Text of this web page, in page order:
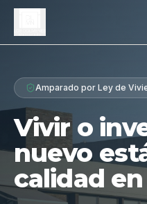
Proyecto
Diferenciales
Tipologías
Galería
Amparado por Ley de
Vivir o
nuevo
calidad en